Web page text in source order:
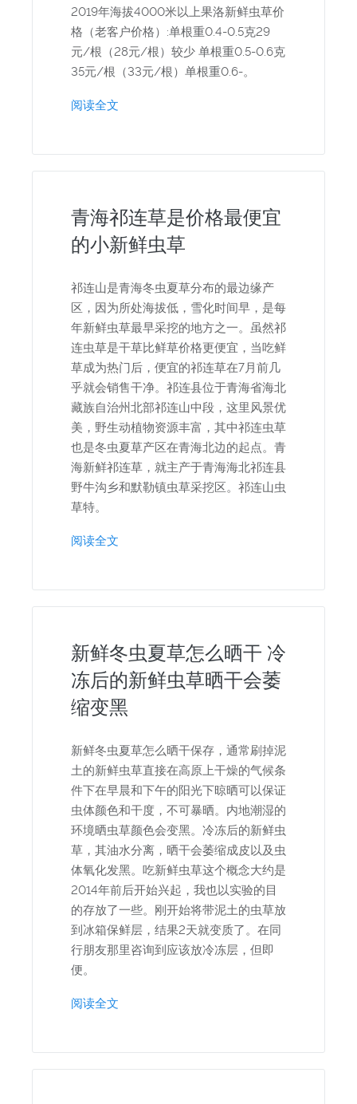
2019年海拔4000米以上果洛新鲜虫草价
格（老客户价格）:单根重0.4-0.5克29
元/根（28元/根）较少 单根重0.5-0.6克
35元/根（33元/根）单根重0.6-。
阅读全文
青海祁连草是价格最便宜
的小新鲜虫草
祁连山是青海冬虫夏草分布的最边缘产
区，因为所处海拔低，雪化时间早，是每
年新鲜虫草最早采挖的地方之一。虽然祁
连虫草是干草比鲜草价格更便宜，当吃鲜
草成为热门后，便宜的祁连草在7月前几
乎就会销售干净。祁连县位于青海省海北
藏族自治州北部祁连山中段，这里风景优
美，野生动植物资源丰富，其中祁连虫草
也是冬虫夏草产区在青海北边的起点。青
海新鲜祁连草，就主产于青海海北祁连县
野牛沟乡和默勒镇虫草采挖区。祁连山虫
草特。
阅读全文
新鲜冬虫夏草怎么晒干 冷
冻后的新鲜虫草晒干会萎
缩变黑
新鲜冬虫夏草怎么晒干保存，通常刷掉泥
土的新鲜虫草直接在高原上干燥的气候条
件下在早晨和下午的阳光下晾晒可以保证
虫体颜色和干度，不可暴晒。内地潮湿的
环境晒虫草颜色会变黑。冷冻后的新鲜虫
草，其油水分离，晒干会萎缩成皮以及虫
体氧化发黑。吃新鲜虫草这个概念大约是
2014年前后开始兴起，我也以实验的目
的存放了一些。刚开始将带泥土的虫草放
到冰箱保鲜层，结果2天就变质了。在同
行朋友那里咨询到应该放冷冻层，但即
便。
阅读全文